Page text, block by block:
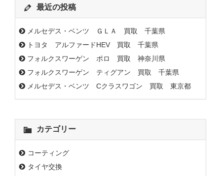
最近の投稿
メルセデス・ベンツ ＧＬＡ 買取 千葉県
トヨタ アルファードHEV 買取 千葉県
フォルクスワーゲン ポロ 買取 神奈川県
フォルクスワーゲン ティグアン 買取 千葉県
メルセデス・ベンツ Cクラスワゴン 買取 東京都
カテゴリー
コーティング
タイヤ交換